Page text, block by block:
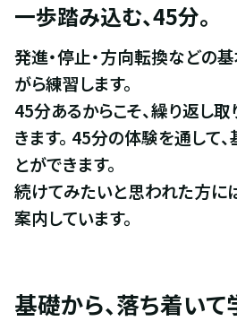
一歩踏み込む、45分。
発進・停止・方向転換などの
がら練習します。
45分あるからこそ、繰り返し
きます。 45分の体験を通して
とができます。
続けてみたいと思われた方に
案内しています。
基礎から、落ち着いて